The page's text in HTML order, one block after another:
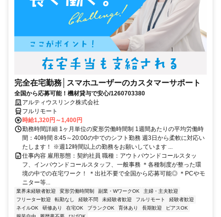
完全在宅勤務│スマホユーザーのカスタマーサポート
全国から応募可能！機材貸与で安心/1260703380
アルティウスリンク株式会社
フルリモート
時給1,320円～1,400円
勤務時間詳細 1ヶ月単位の変形労働時間制 1週間あたりの平均労働時
間：40時間 8:45～20:00の中でのシフト勤務 週3日から柔軟に対応い
たします！ ※週12時間以上の勤務をお願いしています ...
仕事内容 雇用形態：契約社員 職種：アウトバウンドコールスタッ
フ、インバウンドコールスタッフ、一般事務 ＊各種制度が整った環
境の中での在宅ワーク！ ＊出社不要で全国から応募可能◎ ＊PCやモ
ニター等...
業界未経験者歓迎 変形労働時間制 副業・WワークOK
主婦・主夫歓迎
フリーター歓迎
転勤なし 経験不問 未経験者歓迎 フルリモート
経験者歓迎
ネイルOK
研修あり 在宅OK ブランクOK 育休あり 長期歓迎
ピアスOK